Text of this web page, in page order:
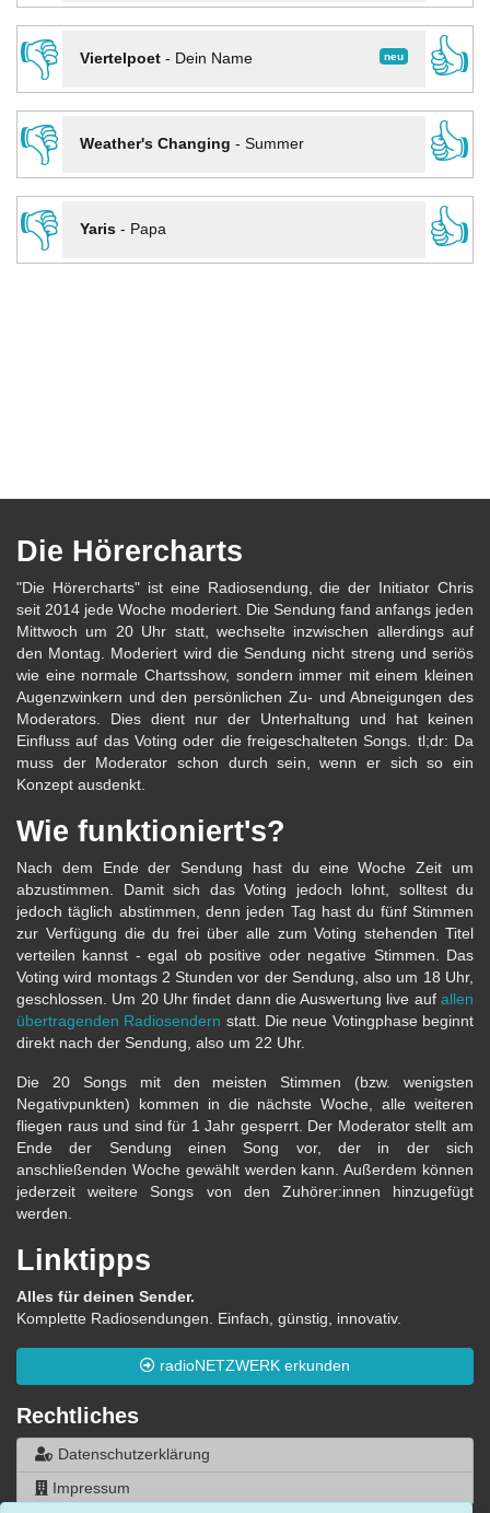
👎
neu
Viertelpoet- Dein Name
👍
👎
Weather's Changing - Summer
👍
👎
Yaris- Papa 👍
Die Hörercharts
"Die Hörercharts" ist eine Radiosendung, die der Initiator Chris
seit 2014 jede Woche moderiert. Die Sendung fand anfangs jeden
Mittwoch um 20 Uhr statt, wechselte inzwischen allerdings auf
den Montag. Moderiert wird die Sendung nicht streng und seriös
wie eine normale Chartsshow, sondern immer mit einem kleinen
Augenzwinkern und den persönlichen Zu- und Abneigungen des
Moderators. Dies dient nur der Unterhaltung und hat keinen
Einfluss auf das Voting oder die freigeschalteten Songs. tl;dr: Da
muss der Moderator schon durch sein, wenn er sich so ein
Konzept ausdenkt.
Wie funktioniert's?
Nach dem Ende der Sendung hast du eine Woche Zeit um
abzustimmen. Damit sich das Voting jedoch lohnt, solltest du
jedoch täglich abstimmen, denn jeden Tag hast du fünf Stimmen
zur Verfügung die du frei über alle zum Voting stehenden Titel
verteilen kannst - egal ob positive oder negative Stimmen. Das
Voting wird montags 2 Stunden vor der Sendung, also um 18 Uhr,
geschlossen. Um 20 Uhr findet dann die Auswertung live auf allen
übertragenden Radiosendern statt. Die neue Votingphase beginnt
direkt nach der Sendung, also um 22 Uhr.
Die 20 Songs mit den meisten Stimmen (bzw. wenigsten
Negativpunkten) kommen in die nächste Woche, alle weiteren
fliegen raus und sind für 1 Jahr gesperrt. Der Moderator stellt am
Ende der Sendung einen Song vor, der in der sich
anschließenden Woche gewählt werden kann. Außerdem können
jederzeit weitere Songs von den Zuhörer:innen hinzugefügt
werden.
Linktipps
Alles für deinen Sender.
Komplette Radiosendungen. Einfach, günstig, innovativ.
radioNETZWERK erkunden
Rechtliches
Datenschutzerklärung
Impressum